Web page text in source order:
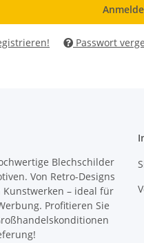
Passwort
Blechschilder
Von Retro-Designs
– ideal für
Profitieren Sie